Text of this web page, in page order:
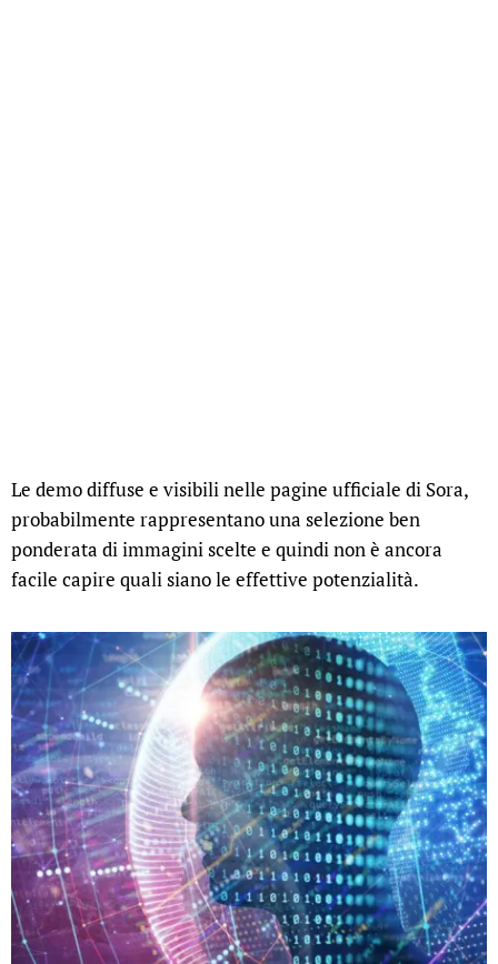
Le demo diffuse e visibili nelle pagine ufficiale di Sora,
probabilmente rappresentano una selezione ben
ponderata di immagini scelte e quindi non è ancora
facile capire quali siano le effettive potenzialità.